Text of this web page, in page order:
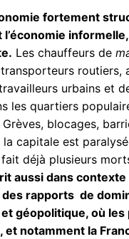
fortement
Les chauffeurs de
routiers,
urbains et
les quartiers
blocages,
la capitale est
fait déjà plusieurs
aussi dans contexte
rapports de
géopolitique, où les
et notamment la